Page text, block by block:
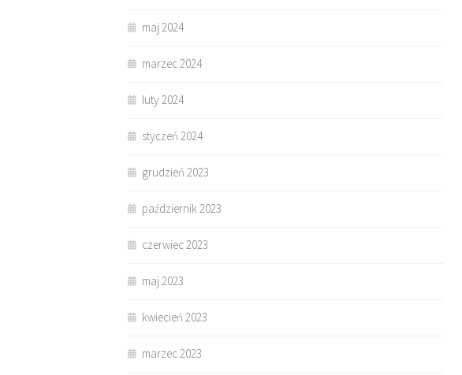
maj 2024
marzec 2024
luty 2024
styczeń 2024
grudzień 2023
październik 2023
czerwiec 2023
maj 2023
kwiecień 2023
marzec 2023